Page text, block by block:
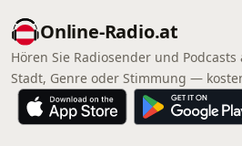
Online‑Radio.at
Hören Sie Radiosender und
Stadt, Genre oder Stimmung —